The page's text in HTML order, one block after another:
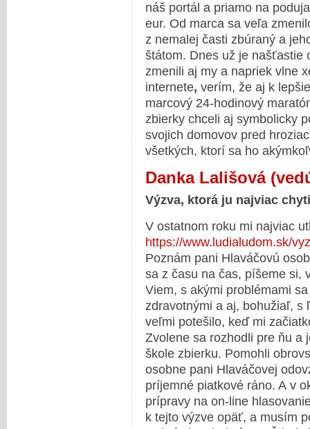
náš portál a priamo na
eur. Od marca sa veľa
z nemalej časti zbúraný a
štátom. Dnes už je našťastie
zmenili aj my a napriek vlne
internete, verím, že aj k
marcový 24-hodinový
zbierky chceli aj symbolicky
svojich domovov pred
všetkých, ktorí sa ho
Danka Lališová
Výzva, ktorá ju najviac
V ostatnom roku mi najviac
https://www.ludialudom.sk/
Poznám pani Hlaváčovú
sa z času na čas, píšeme si,
Viem, s akými problémami
zdravotnými a aj, bohužiaľ, s
veľmi potešilo, keď mi
Zvolene sa rozhodli pre ňu a
škole zbierku. Pomohli
osobne pani Hlaváčovej
príjemné piatkové ráno. A v
prípravy na on-line
k tejto výzve opäť, a musím